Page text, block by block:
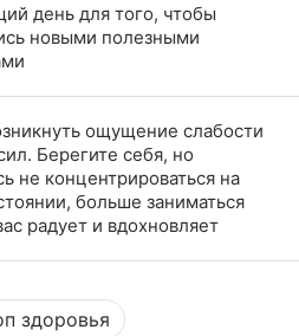
день для того, чтобы
новыми полезными
ощущение слабости
Берегите себя, но
не концентрироваться на
больше заниматься
радует и вдохновляет
здоровья